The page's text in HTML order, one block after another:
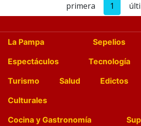
primera 1
La Pampa Sepelios
Espectáculos
Tecnología
Turismo
Salud Edictos
Culturales
Cocina y Gastronomía